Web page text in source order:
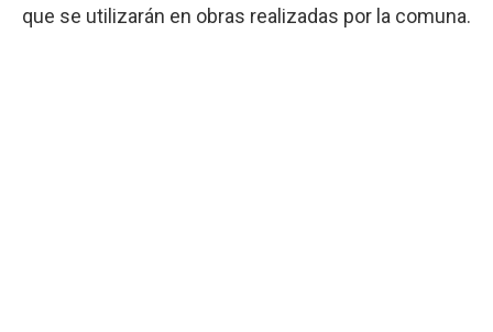
que se utilizarán en obras realizadas por la comuna.